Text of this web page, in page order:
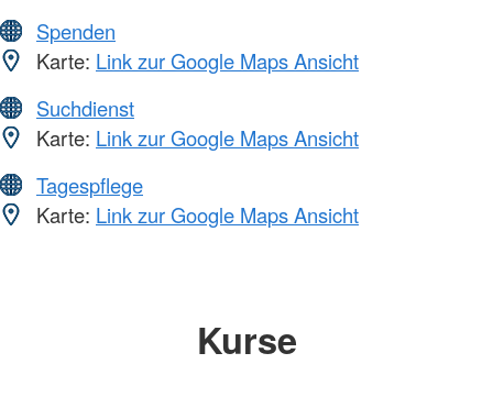
Spenden
Karte: Link zur Google Maps Ansicht
Suchdienst
Karte: Link zur Google Maps Ansicht
Tagespflege
Karte: Link zur Google Maps Ansicht
Kurse